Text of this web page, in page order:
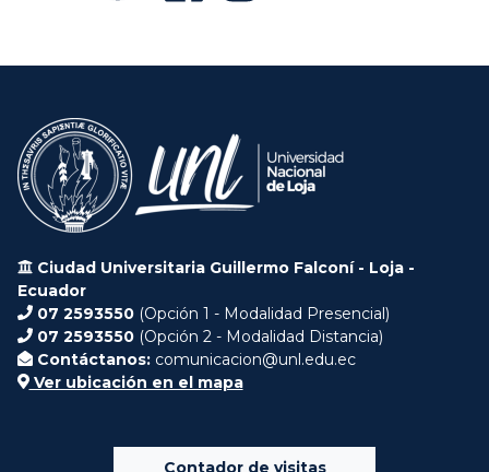
Ciudad Universitaria Guillermo Falconí - Loja -
Ecuador
07 2593550 (Opción 1 - Modalidad Presencial)
07 2593550 (Opción 2 - Modalidad Distancia)
Contáctanos: comunicacion@unl.edu.ec
Ver ubicación en el mapa
Contador de visitas